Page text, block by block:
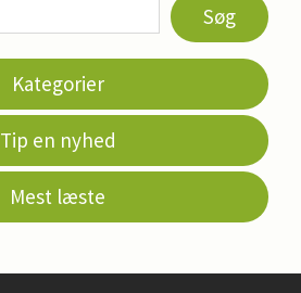
Søg
Kategorier
Tip en nyhed
Mest læste